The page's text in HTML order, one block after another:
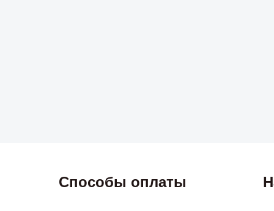
Способы оплаты